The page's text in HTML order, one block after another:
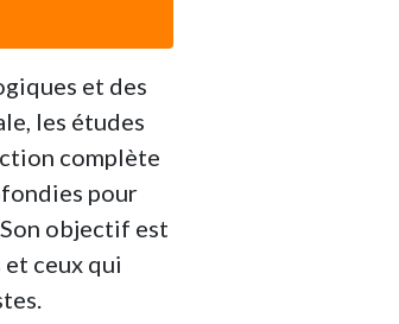
et des
les études
complète
pour
objectif est
ceux qui